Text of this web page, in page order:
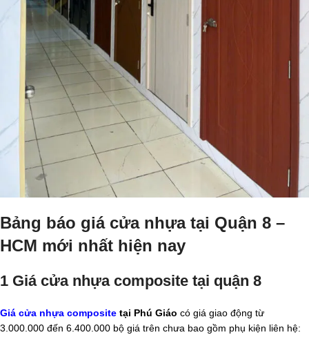
Bảng báo giá cửa nhựa tại Quận 8 –
HCM mới nhất hiện nay
1 Giá cửa nhựa composite tại quận 8
Giá cửa nhựa composite tại Phú Giáo có giá giao động từ
3.000.000 đến 6.400.000 bộ giá trên chưa bao gồm phụ kiện liên hệ: